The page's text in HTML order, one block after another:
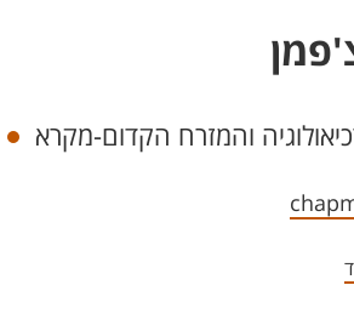
והמזרח הקדום-מקרא
הסגל